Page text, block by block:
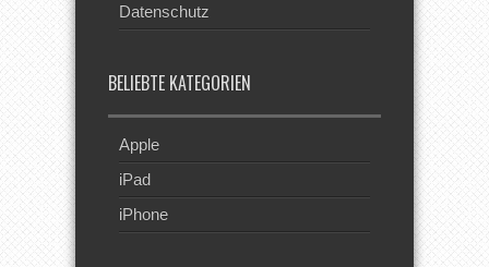
Datenschutz
BELIEBTE KATEGORIEN
Apple
iPad
iPhone